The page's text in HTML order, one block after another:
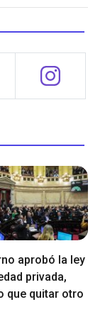
aprobó la ley
privada,
que quitar otro